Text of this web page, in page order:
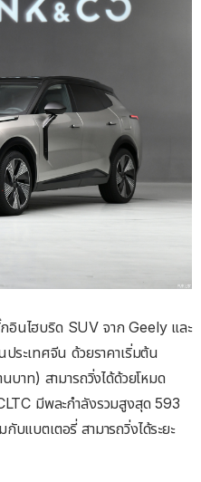
นไฮบริด SUV จาก Geely และ
ระเทศจีน ด้วยราคาเริ่มต้น
าท) สามารถวิ่งได้ด้วยโหมด
มีพละกำลังรวมสูงสุด 593
กับแบตเตอรี่สามารถวิ่งได้ระยะ